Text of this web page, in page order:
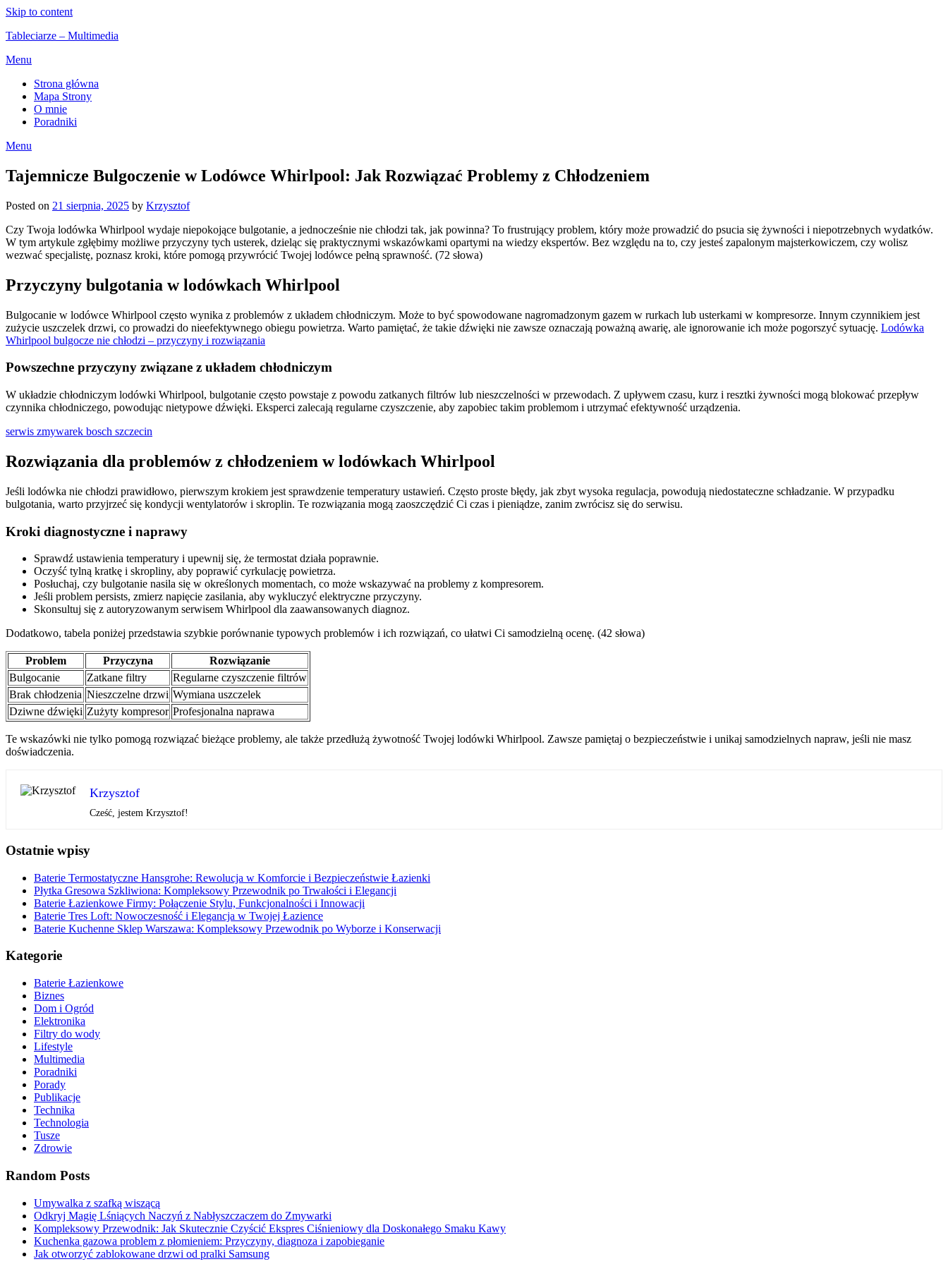
Skip to content
Tableciarze – Multimedia
Menu
Strona główna
Mapa Strony
O mnie
Poradniki
Menu
Tajemnicze Bulgoczenie w Lodówce Whirlpool: Jak Rozwiązać Problemy z Chłodzeniem
Posted on 21 sierpnia, 2025 by Krzysztof
Czy Twoja lodówka Whirlpool wydaje niepokojące bulgotanie, a jednocześnie nie chłodzi tak, jak powinna? To frustrujący problem, który może prowadzić do psucia się żywności i niepotrzebnych wydatków.
W tym artykule zgłębimy możliwe przyczyny tych usterek, dzieląc się praktycznymi wskazówkami opartymi na wiedzy ekspertów. Bez względu na to, czy jesteś zapalonym majsterkowiczem, czy wolisz
wezwać specjalistę, poznasz kroki, które pomogą przywrócić Twojej lodówce pełną sprawność. (72 słowa)
Przyczyny bulgotania w lodówkach Whirlpool
Bulgocanie w lodówce Whirlpool często wynika z problemów z układem chłodniczym. Może to być spowodowane nagromadzonym gazem w rurkach lub usterkami w kompresorze. Innym czynnikiem jest
zużycie uszczelek drzwi, co prowadzi do nieefektywnego obiegu powietrza. Warto pamiętać, że takie dźwięki nie zawsze oznaczają poważną awarię, ale ignorowanie ich może pogorszyć sytuację. Lodówka
Whirlpool bulgocze nie chłodzi – przyczyny i rozwiązania
Powszechne przyczyny związane z układem chłodniczym
W układzie chłodniczym lodówki Whirlpool, bulgotanie często powstaje z powodu zatkanych filtrów lub nieszczelności w przewodach. Z upływem czasu, kurz i resztki żywności mogą blokować przepływ
czynnika chłodniczego, powodując nietypowe dźwięki. Eksperci zalecają regularne czyszczenie, aby zapobiec takim problemom i utrzymać efektywność urządzenia.
serwis zmywarek bosch szczecin
Rozwiązania dla problemów z chłodzeniem w lodówkach Whirlpool
Jeśli lodówka nie chłodzi prawidłowo, pierwszym krokiem jest sprawdzenie temperatury ustawień. Często proste błędy, jak zbyt wysoka regulacja, powodują niedostateczne schładzanie. W przypadku
bulgotania, warto przyjrzeć się kondycji wentylatorów i skroplin. Te rozwiązania mogą zaoszczędzić Ci czas i pieniądze, zanim zwrócisz się do serwisu.
Kroki diagnostyczne i naprawy
Sprawdź ustawienia temperatury i upewnij się, że termostat działa poprawnie.
Oczyść tylną kratkę i skropliny, aby poprawić cyrkulację powietrza.
Posłuchaj, czy bulgotanie nasila się w określonych momentach, co może wskazywać na problemy z kompresorem.
Jeśli problem persists, zmierz napięcie zasilania, aby wykluczyć elektryczne przyczyny.
Skonsultuj się z autoryzowanym serwisem Whirlpool dla zaawansowanych diagnoz.
Dodatkowo, tabela poniżej przedstawia szybkie porównanie typowych problemów i ich rozwiązań, co ułatwi Ci samodzielną ocenę. (42 słowa)
Problem Przyczyna
Rozwiązanie
Bulgocanie
Zatkane filtry
Regularne czyszczenie filtrów
Brak chłodzenia Nieszczelne drzwi Wymiana uszczelek
Dziwne dźwięki Zużyty kompresor Profesjonalna naprawa
Te wskazówki nie tylko pomogą rozwiązać bieżące problemy, ale także przedłużą żywotność Twojej lodówki Whirlpool. Zawsze pamiętaj o bezpieczeństwie i unikaj samodzielnych napraw, jeśli nie masz
doświadczenia.
Krzysztof
Cześć, jestem Krzysztof!
Ostatnie wpisy
Baterie Termostatyczne Hansgrohe: Rewolucja w Komforcie i Bezpieczeństwie Łazienki
Płytka Gresowa Szkliwiona: Kompleksowy Przewodnik po Trwałości i Elegancji
Baterie Łazienkowe Firmy: Połączenie Stylu, Funkcjonalności i Innowacji
Baterie Tres Loft: Nowoczesność i Elegancja w Twojej Łazience
Baterie Kuchenne Sklep Warszawa: Kompleksowy Przewodnik po Wyborze i Konserwacji
Kategorie
Baterie Łazienkowe
Biznes
Dom i Ogród
Elektronika
Filtry do wody
Lifestyle
Multimedia
Poradniki
Porady
Publikacje
Technika
Technologia
Tusze
Zdrowie
Random Posts
Umywalka z szafką wiszącą
Odkryj Magię Lśniących Naczyń z Nabłyszczaczem do Zmywarki
Kompleksowy Przewodnik: Jak Skutecznie Czyścić Ekspres Ciśnieniowy dla Doskonałego Smaku Kawy
Kuchenka gazowa problem z płomieniem: Przyczyny, diagnoza i zapobieganie
Jak otworzyć zablokowane drzwi od pralki Samsung